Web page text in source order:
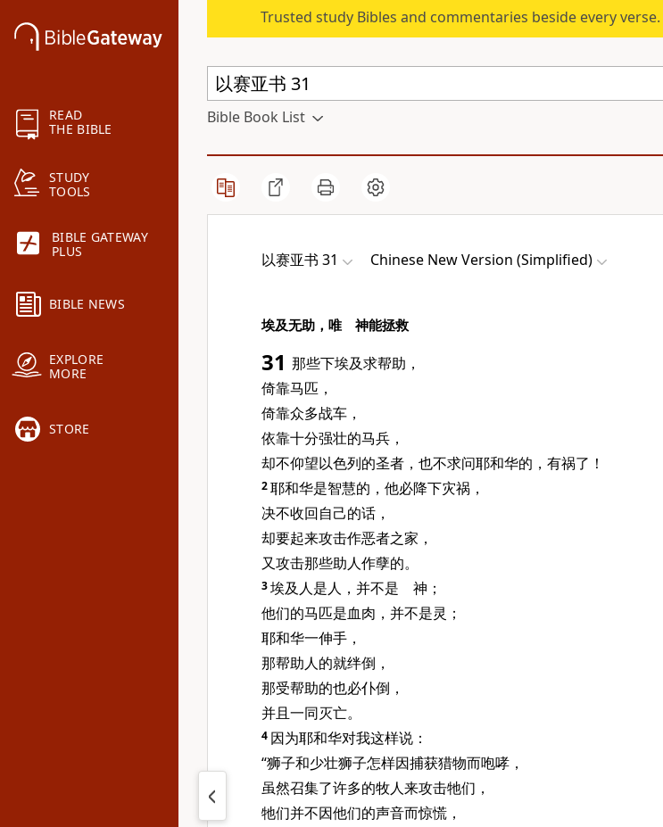
READ
THE BIBLE
STUDY
TOOLS
BIBLE GATEWAY
PLUS
BIBLE NEWS
EXPLORE
MORE
STORE
Trusted study Bibles and commentaries beside every verse.
Bible Book List
以赛亚书 31 Chinese New Version (Simplified)
埃及无助，唯 神能拯救
31 那些下埃及求帮助，
倚靠马匹，
倚靠众多战车，
依靠十分强壮的马兵，
却不仰望以色列的圣者，也不求问耶和华的，有祸了！
2耶和华是智慧的，他必降下灾祸，
决不收回自己的话，
却要起来攻击作恶者之家，
又攻击那些助人作孽的。
3埃及人是人，并不是 神；
他们的马匹是血肉，并不是灵；
耶和华一伸手，
那帮助人的就绊倒，
那受帮助的也必仆倒，
并且一同灭亡。
4 因为耶和华对我这样说：
“狮子和少壮狮子怎样因捕获猎物而咆哮，
虽然召集了许多的牧人来攻击牠们，
牠们并不因他们的声音而惊慌，